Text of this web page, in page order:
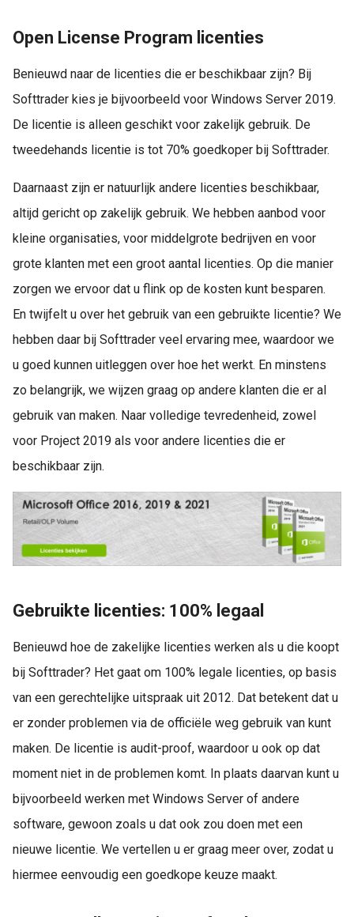
Open License Program licenties
Benieuwd naar de licenties die er beschikbaar zijn? Bij
Softtrader kies je bijvoorbeeld voor Windows Server 2019.
De licentie is alleen geschikt voor zakelijk gebruik. De
tweedehands licentie is tot 70% goedkoper bij Softtrader.
Daarnaast zijn er natuurlijk andere licenties beschikbaar,
altijd gericht op zakelijk gebruik. We hebben aanbod voor
kleine organisaties, voor middelgrote bedrijven en voor
grote klanten met een groot aantal licenties. Op die manier
zorgen we ervoor dat u flink op de kosten kunt besparen.
En twijfelt u over het gebruik van een gebruikte licentie? We
hebben daar bij Softtrader veel ervaring mee, waardoor we
u goed kunnen uitleggen over hoe het werkt. En minstens
zo belangrijk, we wijzen graag op andere klanten die er al
gebruik van maken. Naar volledige tevredenheid, zowel
voor Project 2019 als voor andere licenties die er
beschikbaar zijn.
Gebruikte licenties: 100% legaal
Benieuwd hoe de zakelijke licenties werken als u die koopt
bij Softtrader? Het gaat om 100% legale licenties, op basis
van een gerechtelijke uitspraak uit 2012. Dat betekent dat u
er zonder problemen via de officiële weg gebruik van kunt
maken. De licentie is audit-proof, waardoor u ook op dat
moment niet in de problemen komt. In plaats daarvan kunt u
bijvoorbeeld werken met Windows Server of andere
software, gewoon zoals u dat ook zou doen met een
nieuwe licentie. We vertellen u er graag meer over, zodat u
hiermee eenvoudig een goedkope keuze maakt.